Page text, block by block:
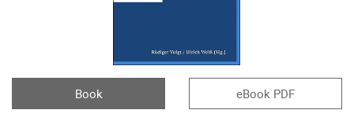
Book eBook PDF